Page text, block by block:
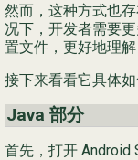
然而，这种方式也
况下，开发者需要
置文件，更好地理解
接下来看看它具体如
Java 部分
首先，打开 Android